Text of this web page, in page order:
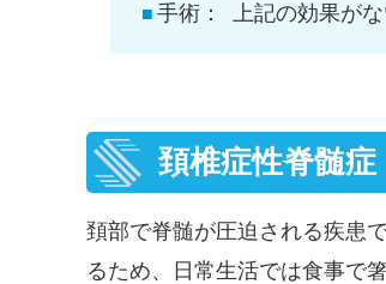
手術：
上記の効果が
頚椎症性脊髄
頚部で脊髄が圧迫される疾患
るため、日常生活では食事で